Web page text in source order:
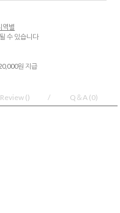
역별
수 있습니다
원 지급
Review () Q＆A (0)